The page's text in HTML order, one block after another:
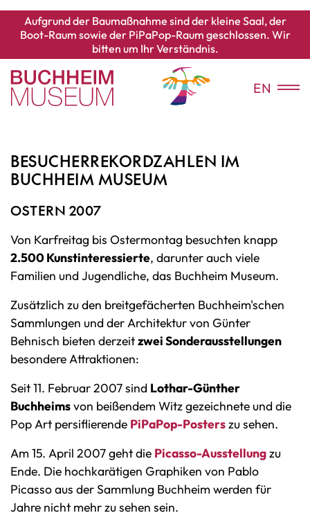
Aufgrund der Baumaßnahme sind der kleine Saal, der
Boot-Raum sowie der PiPaPop-Raum geschlossen. Wir
bitten um Ihr Verständnis.
EN
BESUCHERREKORDZAHLEN IM
BUCHHEIM MUSEUM
OSTERN 2007
Von Karfreitag bis Ostermontag besuchten knapp
2.500 Kunstinteressierte, darunter auch viele
Familien und Jugendliche, das Buchheim Museum.
Zusätzlich zu den breitgefächerten Buchheim'schen
Sammlungen und der Architektur von Günter
Behnisch bieten derzeitzwei Sonderausstellungen
besondere Attraktionen:
Seit 11. Februar 2007 sind Lothar-Günther
Buchheimsvon beißendem Witz gezeichnete und die
Pop Art persiflierende PiPaPop-Posterszu sehen.
Am 15. April 2007 geht die Picasso-Ausstellungzu
Ende. Die hochkarätigen Graphiken von Pablo
Picasso aus der Sammlung Buchheim werden für
Jahre nicht mehr zu sehen sein.